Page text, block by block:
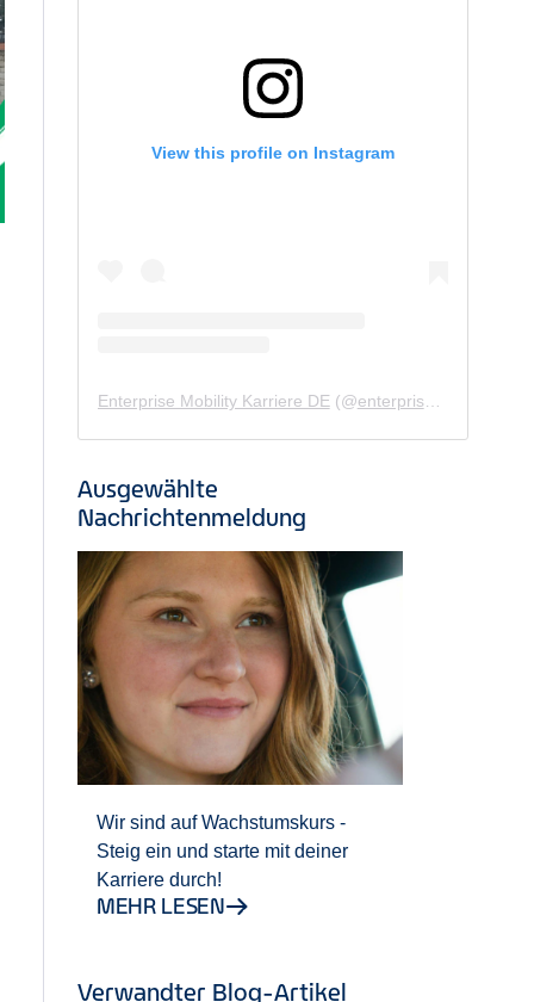
View this profile on Instagram
Enterprise Mobility Karriere DE(@enterprisemobility.karriere.de
Ausgewählte
Nachrichtenmeldung
Wir sind auf Wachstumskurs -
Steig ein und starte mit deiner
Karriere durch!
MEHR LESEN
Verwandter Blog-Artikel